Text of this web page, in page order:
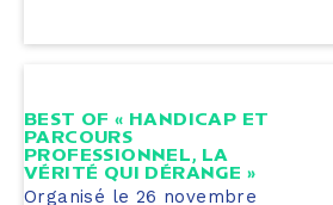
BEST OF « HANDICAP ET
PARCOURS
PROFESSIONNEL, LA
VÉRITÉ QUI DÉRANGE »
Organisé le 26 novembre